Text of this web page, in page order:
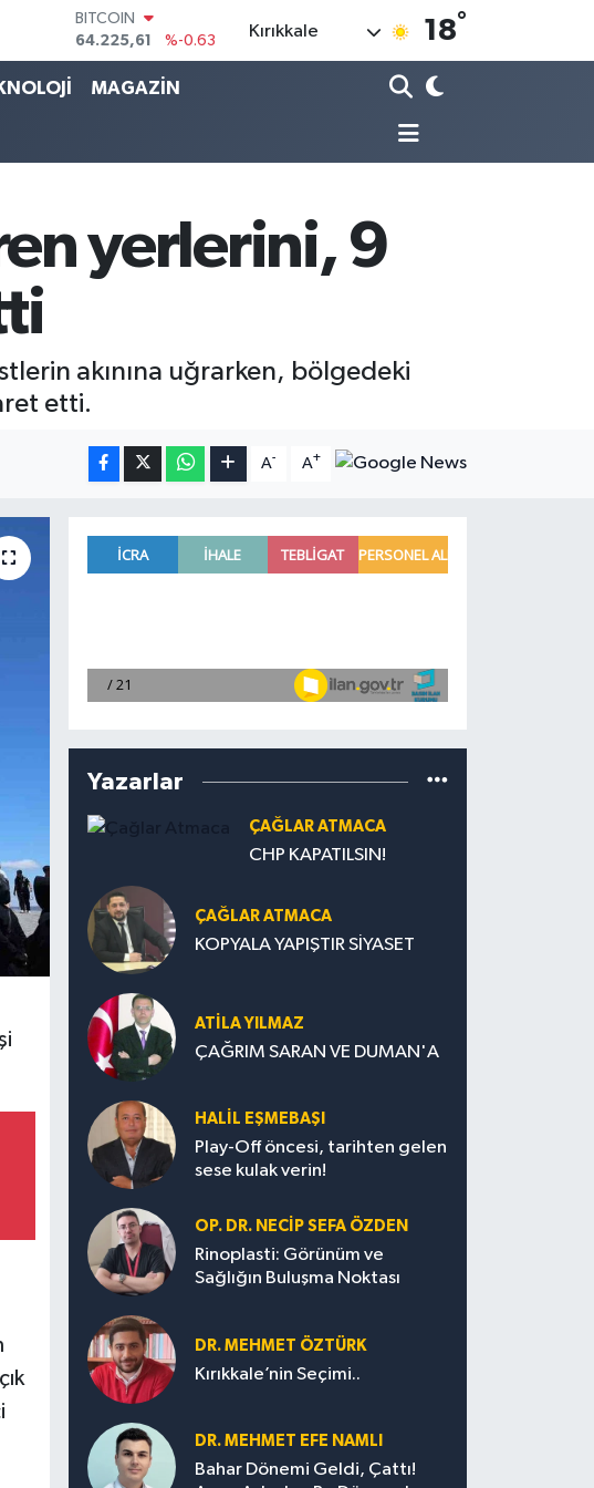
64.225,61
DOLAR
47,7143
%0.16
EURO
13.799
%70
Kırıkkale 18°
MAGAZİN
yerlerini, 9
akınına uğrarken, bölgedeki
etti.
A- A+
Yazarlar
ÇAĞLAR ATMACA
CHP KAPATILSIN!
ÇAĞLAR ATMACA
KOPYALA YAPIŞTIR SİYASET
ATILA YILMAZ
ÇAĞRIM SARAN VE DUMAN'A
HALIL EŞMEBAŞI
Play-Off öncesi, tarihten gelen
sese kulak verin!
OP. DR. NECIP SEFA ÖZDEN
Rinoplasti: Görünüm ve
Sağlığın Buluşma Noktası
DR. MEHMET ÖZTÜRK
Kırıkkale’nin Seçimi..
DR. MEHMET EFE NAMLI
Bahar Dönemi Geldi, Çattı!